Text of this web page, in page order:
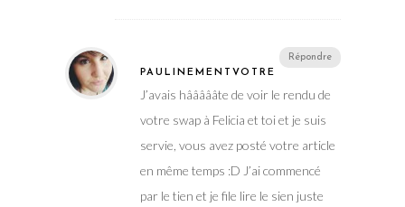
Répondre
PAULINEMENTVOTRE
J’avais hâââââte de voir le rendu de
votre swap à Felicia et toi et je suis
servie, vous avez posté votre article
en même temps :D J’ai commencé
par le tien et je file lire le sien juste